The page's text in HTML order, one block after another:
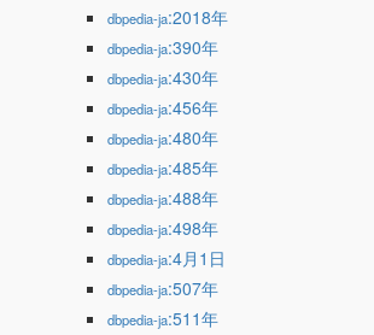
dbpedia-ja:2018年
dbpedia-ja:390年
dbpedia-ja:430年
dbpedia-ja:456年
dbpedia-ja:480年
dbpedia-ja:485年
dbpedia-ja:488年
dbpedia-ja:498年
dbpedia-ja:4月1日
dbpedia-ja:507年
dbpedia-ja:511年